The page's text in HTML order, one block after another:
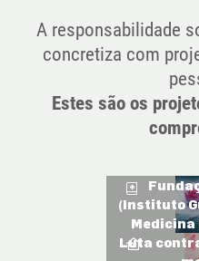
A responsabilidade
concretiza com
Estes são os
(Instituto
Luta